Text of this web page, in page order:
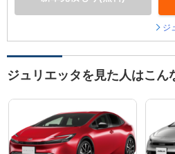
ジ
ジュリエッタを見た人はこん